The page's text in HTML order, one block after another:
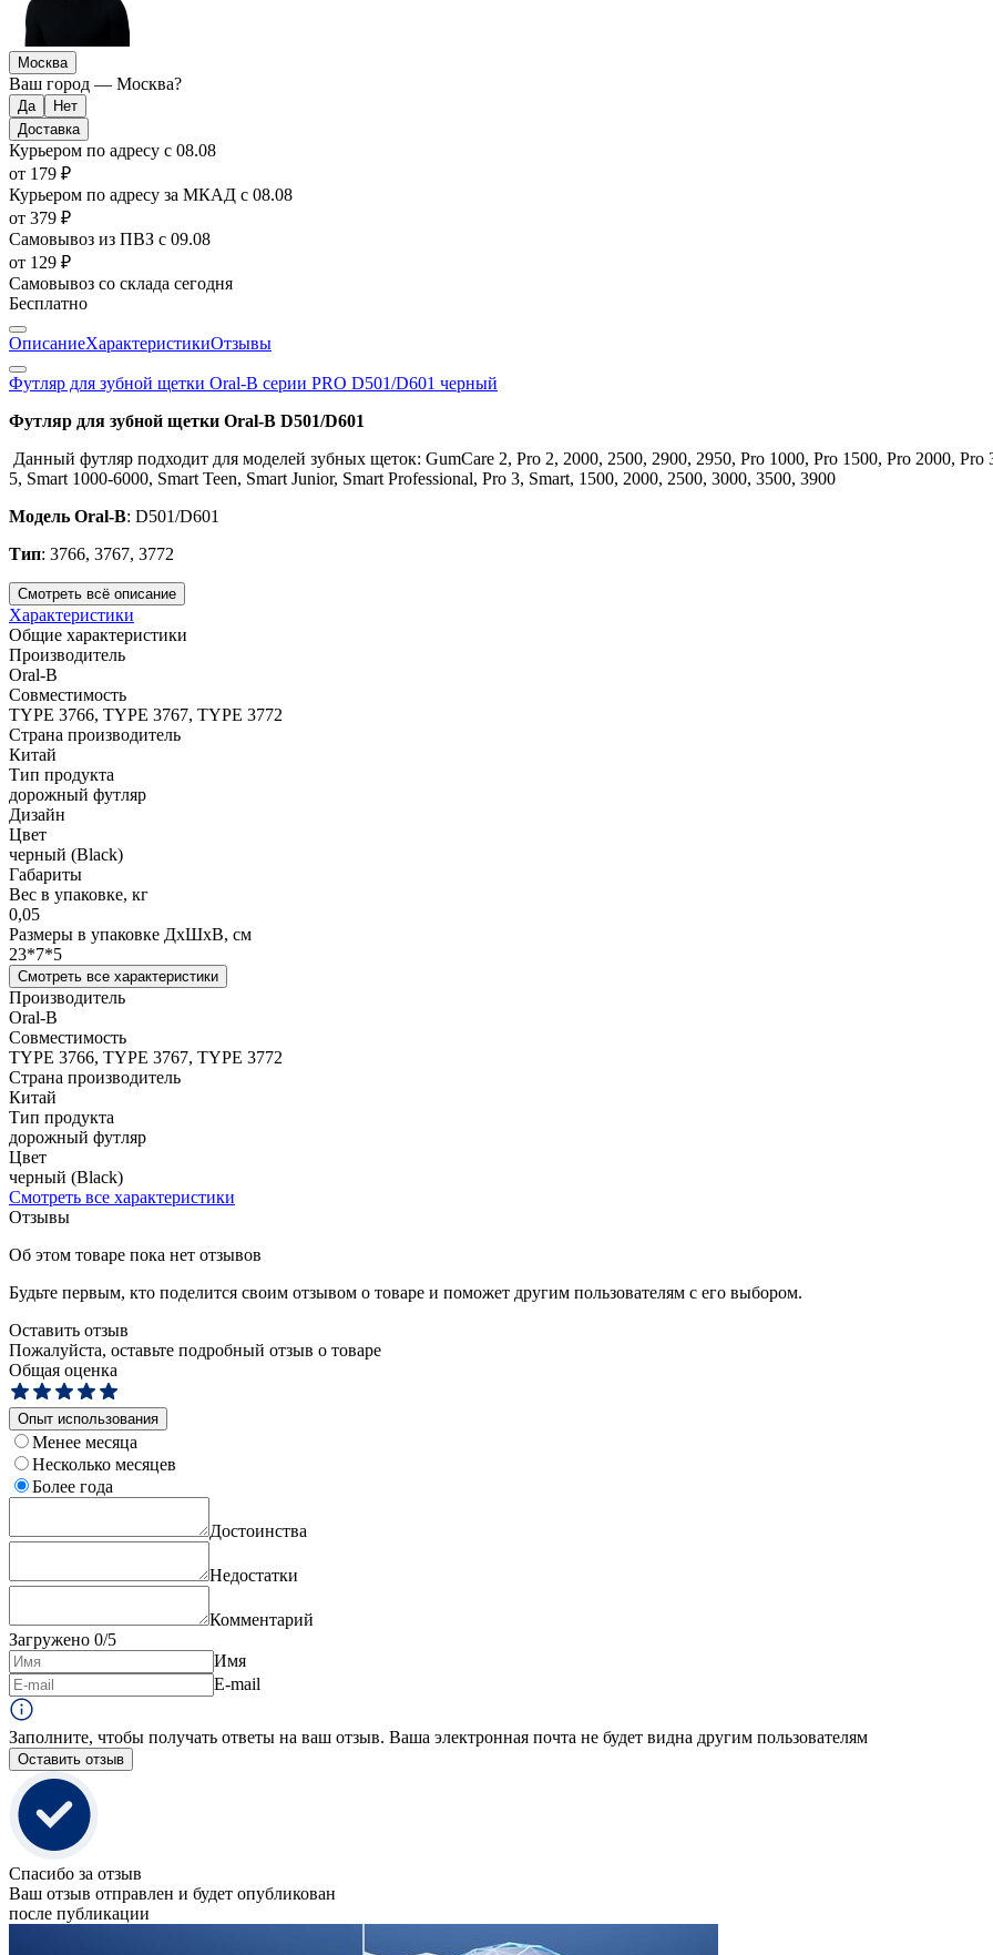
Москва
Ваш город — Москва?
Доставка
Курьером по адресу с 08.08
от 179 ₽
Курьером по адресу за МКАД с 08.08
от 379 ₽
Самовывоз из ПВЗ с 09.08
от 129 ₽
Самовывоз со склада сегодня
Бесплатно
ОписаниеХарактеристикиОтзывы
Футляр для зубной щетки Oral-B серии PRO D501/D601 черный
Футляр для зубной щетки Oral-B D501/D601
Данный футляр подходит для моделей зубных щеток: GumCare 2, Pro 2, 2000, 2500, 2900, 2950, Pro 1000, Pro 1500, Pro 2000, Pro
5, Smart 1000-6000, Smart Teen, Smart Junior, Smart Professional, Pro 3, Smart, 1500, 2000, 2500, 3000, 3500, 3900
Модель Oral-B: D501/D601
Тип: 3766, 3767, 3772
Смотреть всё описание
Характеристики
Общие характеристики
Производитель
Oral-B
Совместимость
TYPE 3766, TYPE 3767, TYPE 3772
Страна производитель
Китай
Тип продукта
дорожный футляр
Дизайн
Цвет
черный (Black)
Габариты
Вес в упаковке, кг
0,05
Размеры в упаковке ДxШxВ, см
23*7*5
Смотреть все характеристики
Производитель
Oral-B
Совместимость
TYPE 3766, TYPE 3767, TYPE 3772
Страна производитель
Китай
Тип продукта
дорожный футляр
Цвет
черный (Black)
Смотреть все характеристики
Отзывы
Об этом товаре пока нет отзывов
Будьте первым, кто поделится своим отзывом о товаре и поможет другим пользователям с его выбором.
Оставить отзыв
Пожалуйста, оставьте подробный отзыв о товаре
Общая оценка
Опыт использования
Менее месяца
Несколько месяцев
Более года
Достоинства
Недостатки
Комментарий
Загружено 0/5
Имя
E-mail
Заполните, чтобы получать ответы на ваш отзыв. Ваша электронная почта не будет видна другим пользователям
Оставить отзыв
Спасибо за отзыв
Ваш отзыв отправлен и будет опубликован
после публикации